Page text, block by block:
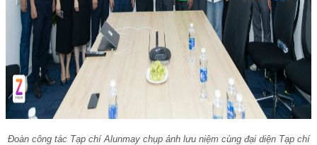
Đoàn công tác Tạp chí Alunmay chụp ảnh lưu niệm cùng đại diện Tạp chí